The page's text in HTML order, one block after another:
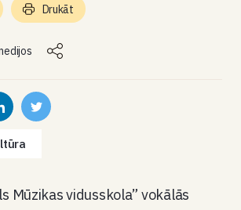
Drukāt
Mūzikas vidusskola” vokālās